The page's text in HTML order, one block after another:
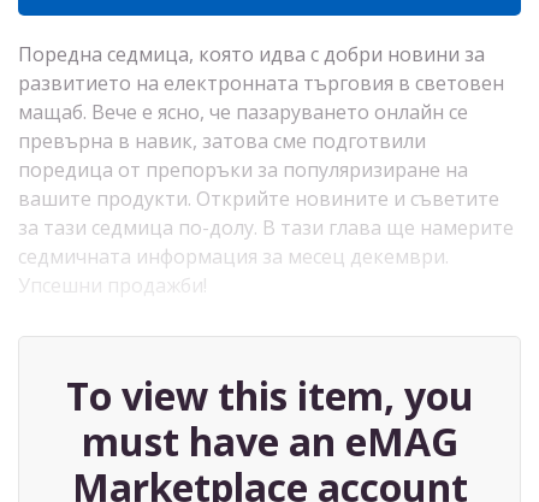
Поредна седмица, която идва с добри новини за
развитието на електронната търговия в световен
мащаб. Вече е ясно, че пазаруването онлайн се
превърна в навик, затова сме подготвили
поредица от препоръки за популяризиране на
вашите продукти. Открийте новините и съветите
за тази седмица по-долу. В тази глава ще намерите
седмичната информация за месец декември.
Упсешни продажби!
To view this item, you
must have an eMAG
Marketplace account